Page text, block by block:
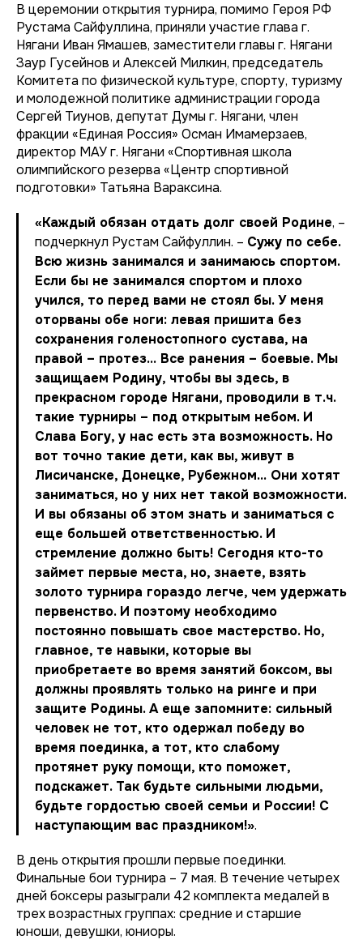
В церемонии открытия турнира, помимо Героя РФ
Рустама Сайфуллина, приняли участие глава г.
Нягани Иван Ямашев, заместители главы г. Нягани
Заур Гусейнов и Алексей Милкин, председатель
Комитета по физической культуре, спорту, туризму
и молодежной политике администрации города
Сергей Тиунов, депутат Думы г. Нягани, член
фракции «Единая Россия» Осман Имамерзаев,
директор МАУ г. Нягани «Спортивная школа
олимпийского резерва «Центр спортивной
подготовки» Татьяна Вараксина.
«Каждый обязан отдать долг своей Родине, –
подчеркнул Рустам Сайфуллин. – Сужу по себе.
Всю жизнь занимался и занимаюсь спортом.
Если бы не занимался спортом и плохо
учился, то перед вами не стоял бы. У меня
оторваны обе ноги: левая пришита без
сохранения голеностопного сустава, на
правой – протез… Все ранения – боевые. Мы
защищаем Родину, чтобы вы здесь, в
прекрасном городе Нягани, проводили в т.ч.
такие турниры – под открытым небом. И
Слава Богу, у нас есть эта возможность. Но
вот точно такие дети, как вы, живут в
Лисичанске, Донецке, Рубежном… Они хотят
заниматься, но у них нет такой возможности.
И вы обязаны об этом знать и заниматься с
еще большей ответственностью. И
стремление должно быть! Сегодня кто-то
займет первые места, но, знаете, взять
золото турнира гораздо легче, чем удержать
первенство. И поэтому необходимо
постоянно повышать свое мастерство. Но,
главное, те навыки, которые вы
приобретаете во время занятий боксом, вы
должны проявлять только на ринге и при
защите Родины. А еще запомните: сильный
человек не тот, кто одержал победу во
время поединка, а тот, кто слабому
протянет руку помощи, кто поможет,
подскажет. Так будьте сильными людьми,
будьте гордостью своей семьи и России! С
наступающим вас праздником!».
В день открытия прошли первые поединки.
Финальные бои турнира – 7 мая. В течение четырех
дней боксеры разыграли 42 комплекта медалей в
трех возрастных группах: средние и старшие
юноши, девушки, юниоры.